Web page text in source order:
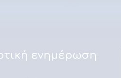
ενημέρωση